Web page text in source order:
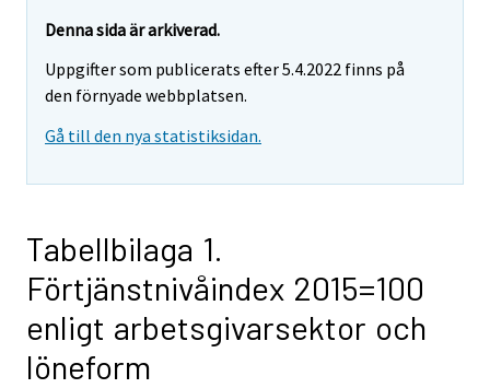
Denna sida är arkiverad.
Uppgifter som publicerats efter 5.4.2022 finns på
den förnyade webbplatsen.
Gå till den nya statistiksidan.
Tabellbilaga 1.
Förtjänstnivåindex 2015=100
enligt arbetsgivarsektor och
löneform